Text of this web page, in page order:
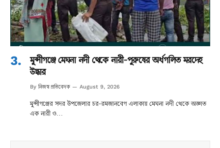
মুন্সীগঞ্জে মেঘনা নদী থেকে নারী-পুরুষের অর্ধগলিত মরদেহ
উদ্ধার
By নিজস্ব প্রতিবেদক August 9, 2026
মুন্সীগঞ্জের সদর উপজেলার চর-রমজানবেগ এলাকায় মেঘনা নদী থেকে অজ্ঞাত
এক নারী ও…